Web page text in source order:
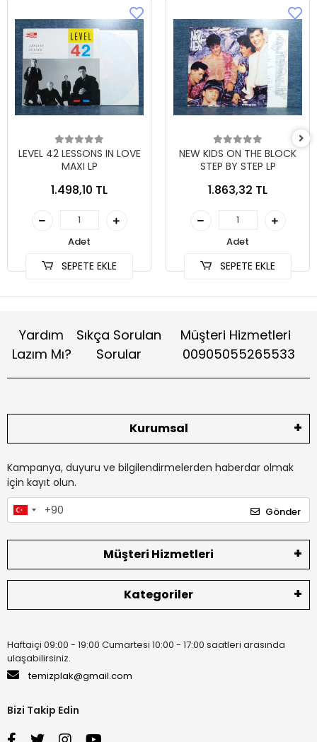
LEVEL 42 LESSONS IN LOVE
MAXI LP
1.498,10 TL
Adet
SEPETE EKLE
NEW KIDS ON THE BLOCK
STEP BY STEP LP
1.863,32 TL
Adet
SEPETE EKLE
Yardım
Lazım Mı?
Sıkça Sorulan
Sorular
Müşteri Hizmetleri
00905055265533
Kurumsal
Kampanya, duyuru ve bilgilendirmelerden haberdar olmak
için kayıt olun.
Gönder
Müşteri Hizmetleri
Kategoriler
Haftaiçi 09:00 - 19:00 Cumartesi 10:00 - 17:00 saatleri arasında
ulaşabilirsiniz.
temizplak@gmail.com
Bizi Takip Edin